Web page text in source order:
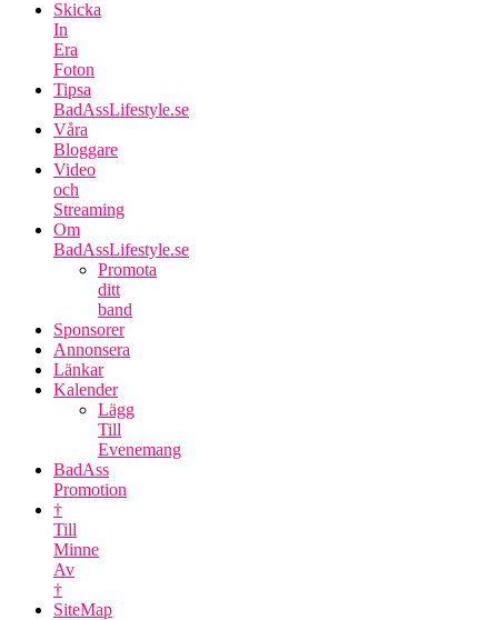
Skicka
In
Era
Foton
Tipsa
BadAssLifestyle.se
Våra
Bloggare
Video
och
Streaming
Om
BadAssLifestyle.se
Promota
ditt
band
Sponsorer
Annonsera
Länkar
Kalender
Lägg
Till
Evenemang
BadAss
Promotion
†
Till
Minne
Av
†
SiteMap